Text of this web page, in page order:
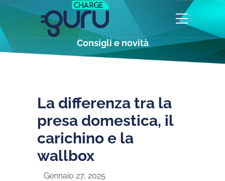
Consigli e novità
La differenza tra la
presa domestica, il
carichino e la
wallbox
Gennaio 27, 2025